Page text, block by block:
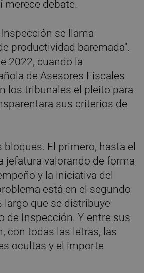
merece debate.
se llama
productividad baremada".
2022, cuando la
de Asesores Fiscales
los tribunales el pleito para
sus criterios de
bloques. El primero, hasta el
jefatura valorando de forma
y la iniciativa del
está en el segundo
largo que se distribuye
de Inspección. Y entre sus
con todas las letras, las
ocultas y el importe